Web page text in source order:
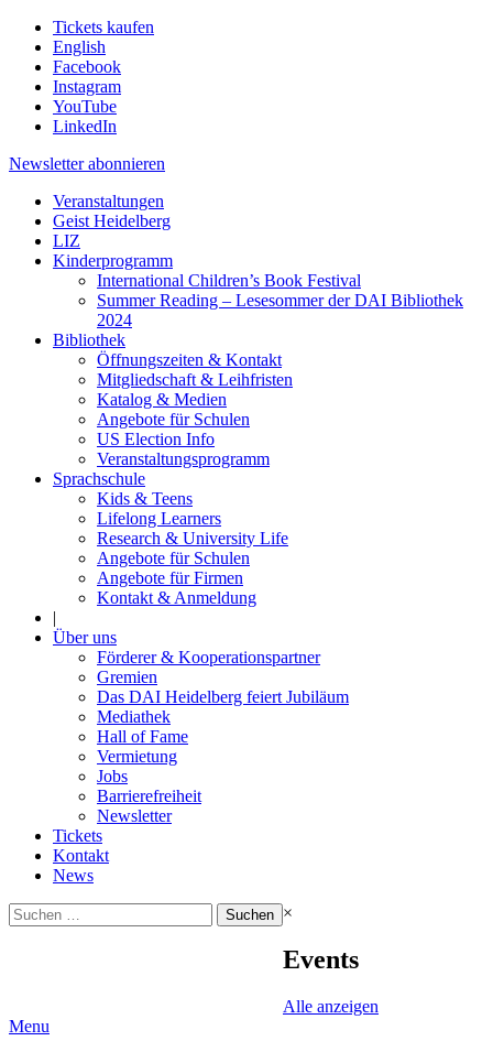
Tickets kaufen
English
Facebook
Instagram
YouTube
LinkedIn
Newsletter abonnieren
Veranstaltungen
Geist Heidelberg
LIZ
Kinderprogramm
International Children’s Book Festival
Summer Reading – Lesesommer der DAI Bibliothek
2024
Bibliothek
Öffnungszeiten & Kontakt
Mitgliedschaft & Leihfristen
Katalog & Medien
Angebote für Schulen
US Election Info
Veranstaltungsprogramm
Sprachschule
Kids & Teens
Lifelong Learners
Research & University Life
Angebote für Schulen
Angebote für Firmen
Kontakt & Anmeldung
|
Über uns
Förderer & Kooperationspartner
Gremien
Das DAI Heidelberg feiert Jubiläum
Mediathek
Hall of Fame
Vermietung
Jobs
Barrierefreiheit
Newsletter
Tickets
Kontakt
News
Suchen
nach:
×
Events
Alle anzeigen
Menu